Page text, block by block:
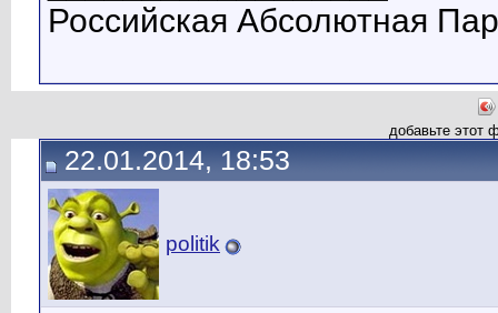
Российская Абсолютная
добавьте этот
22.01.2014, 18:53
politik